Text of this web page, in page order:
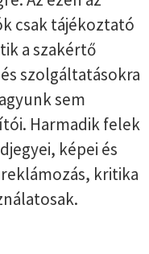
csak tájékoztató
a szakértő
szolgáltatásokra
sem
Harmadik felek
képei és
kritika